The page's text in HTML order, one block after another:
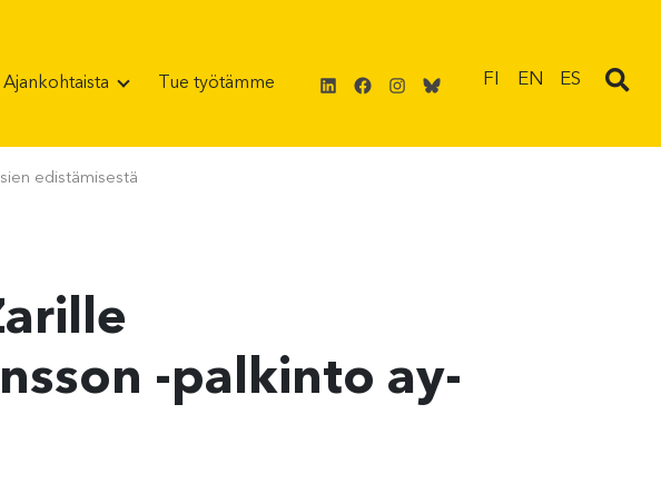
Ajankohtaista Tue työtämme LinkedIn
Facebook
Instagram
Bluesky
FI EN ES
edistämisestä
-palkinto ay-